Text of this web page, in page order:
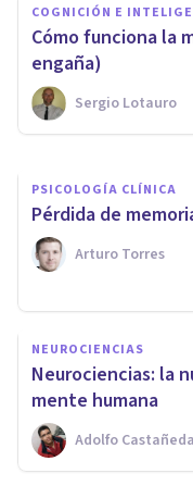
COGNICIÓN E
​Cómo funciona la
engaña)
Sergio Lotauro
​Los límites
memoria
Rafael Ramírez
PSICOLOGÍA CLÍNICA
​Pérdida de
Arturo Torres
NEUROCIENCIAS
Neurociencias: la
mente humana
Adolfo Castañeda